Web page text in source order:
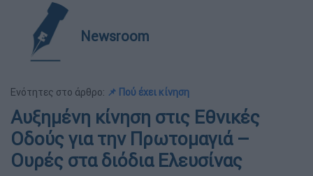
Newsroom
Ενότητες στο άρθρο: 📌 Πού έχει κίνηση
Αυξημένη κίνηση στις Εθνικές
Οδούς για την Πρωτομαγιά –
Ουρές στα διόδια Ελευσίνας